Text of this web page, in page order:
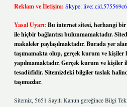
Reklam ve İletişim: Skype:
Yasal Uyarı: Bu internet sitesi, herhangi
ile hiçbir bağlantısı bulunmamaktadır.
makaleler paylaşılmaktadır. Burada yer
taşımamakta olup, gerçek kurum ve kişiler
yapılmamaktadır. Gerçek kurum ve kişiler
tesadüfidir. Sitemizdeki bilgiler taslak
taşımazlar.
Sitemiz, 5651 Sayılı Kanun gereğince Bilgi